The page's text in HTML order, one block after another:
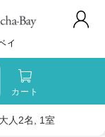
イ
カート
大人2名, 1室